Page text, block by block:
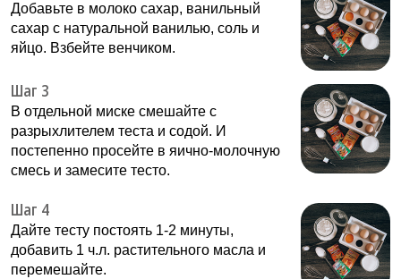
Добавьте в молоко сахар, ванильный
сахар с натуральной ванилью, соль и
яйцо. Взбейте венчиком.
Шаг 3
В отдельной миске смешайте с
разрыхлителем теста и содой. И
постепенно просейте в яично-молочную
смесь и замесите тесто.
Шаг 4
Дайте тесту постоять 1-2 минуты,
добавить 1 ч.л. растительного масла и
перемешайте.